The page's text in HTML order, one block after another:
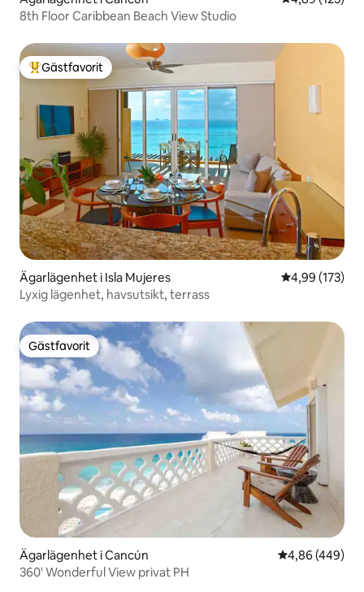
8th Floor Caribbean Beach View Studio
Populär gästfavorit
Gästfavorit
Ägarlägenhet i Isla Mujeres 4,99 av 5 i
4,99 (173)
Lyxig lägenhet, havsutsikt, terrass
Gästfavorit
Gästfavorit
Ägarlägenhet i Cancún 4,86 av 5 i
4,86 (449)
360' Wonderful View privat PH